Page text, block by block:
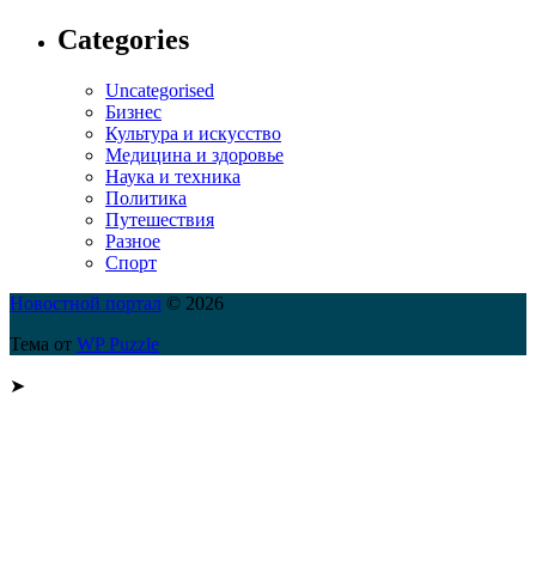
Categories
Uncategorised
Бизнес
Культура и искусство
Медицина и здоровье
Наука и техника
Политика
Путешествия
Разное
Спорт
Новостной портал © 2026
Тема от WP Puzzle
➤